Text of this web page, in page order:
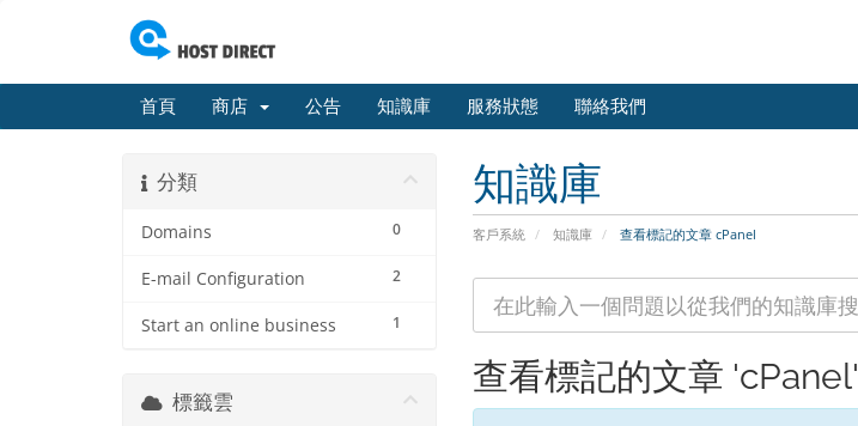
首頁 商店 公告 知識庫 服務狀態 聯絡我們
知識庫
客戶系統 知識庫 查看標記的文章 cPanel
分類
0
Domains
2
E-mail Configuration
1
Start an online business
查看標記的文章 'cPanel'
標籤雲